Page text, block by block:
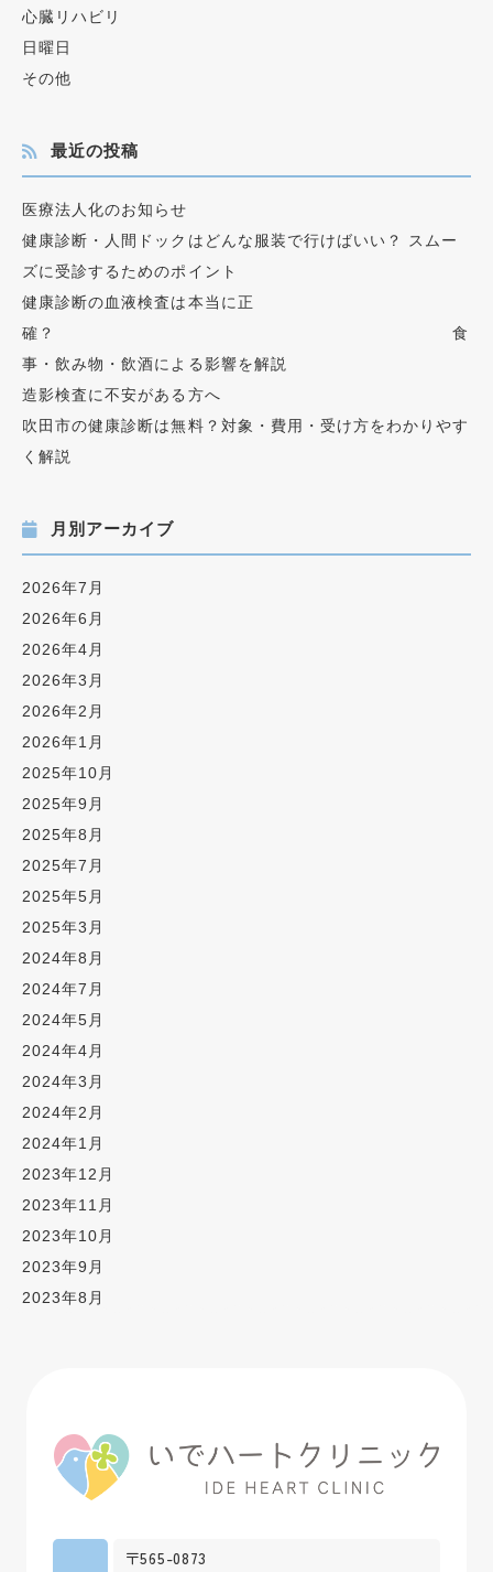
心臓リハビリ
日曜日
その他
最近の投稿
医療法人化のお知らせ
健康診断・人間ドックはどんな服装で行けばいい？ スムー
ズに受診するためのポイント
健康診断の血液検査は本当に正
確？ 食
事・飲み物・飲酒による影響を解説
造影検査に不安がある方へ
吹田市の健康診断は無料？対象・費用・受け方をわかりやす
く解説
月別アーカイブ
2026年7月
2026年6月
2026年4月
2026年3月
2026年2月
2026年1月
2025年10月
2025年9月
2025年8月
2025年7月
2025年5月
2025年3月
2024年8月
2024年7月
2024年5月
2024年4月
2024年3月
2024年2月
2024年1月
2023年12月
2023年11月
2023年10月
2023年9月
2023年8月
〒565-0873